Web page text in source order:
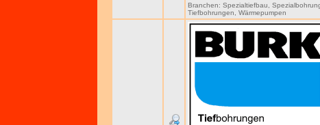
Branchen:Spezialtiefbau ,
Tiefbohrungen
,Wärmepumpen